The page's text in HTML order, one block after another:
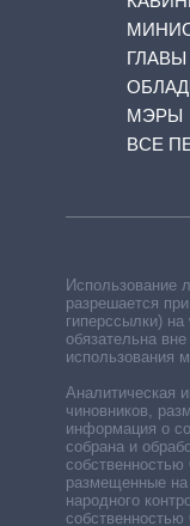
ГЛАВЫ
МЭРЫ
ВСЕ
Использование
разрешается
гиперссылки)
обязательна вне
использования
Аналитическая
чиновников,
информация о
собрана и
размещенные
народного